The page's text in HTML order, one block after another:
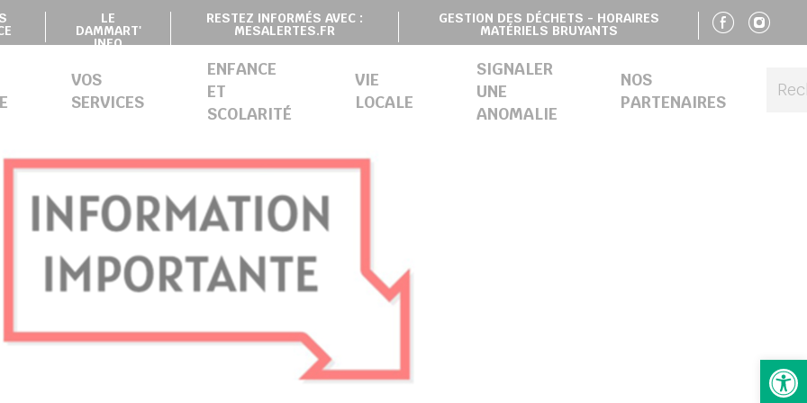
LE
DAMMART'
INFO
RESTEZ INFORMÉS AVEC :
MESALERTES.FR
GESTION DES DÉCHETS - HORAIRES
MATÉRIELS BRUYANTS
VOS
SERVICES
ENFANCE
ET
SCOLARITÉ
VIE
LOCALE
SIGNALER
UNE
ANOMALIE
NOS
PARTENAIRES